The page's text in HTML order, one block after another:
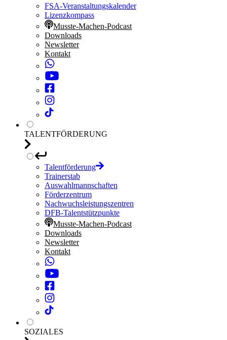
FSA-Veranstaltungskalender
Lizenzkompass
Musste-Machen-Podcast
Downloads
Newsletter
Kontakt
TALENTFÖRDERUNG
Talentförderung
Trainerstab
Auswahlmannschaften
Förderzentrum
Nachwuchsleistungszentren
DFB-Talentstützpunkte
Musste-Machen-Podcast
Downloads
Newsletter
Kontakt
SOZIALES